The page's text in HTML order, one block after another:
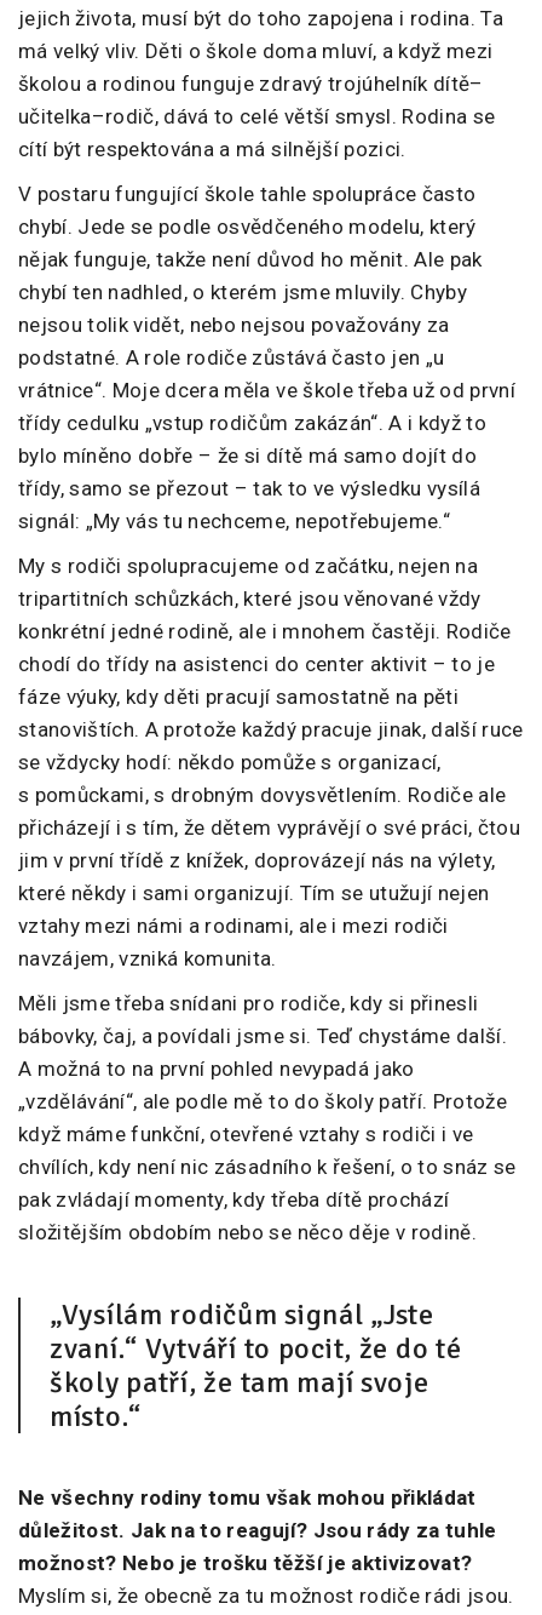
jejich života, musí být do toho zapojena i rodina. Ta
má velký vliv. Děti o škole doma mluví, a když mezi
školou a rodinou funguje zdravý trojúhelník dítě–
učitelka–rodič, dává to celé větší smysl. Rodina se
cítí být respektována a má silnější pozici.
V postaru fungující škole tahle spolupráce často
chybí. Jede se podle osvědčeného modelu, který
nějak funguje, takže není důvod ho měnit. Ale pak
chybí ten nadhled, o kterém jsme mluvily. Chyby
nejsou tolik vidět, nebo nejsou považovány za
podstatné. A role rodiče zůstává často jen „u
vrátnice“. Moje dcera měla ve škole třeba už od první
třídy cedulku „vstup rodičům zakázán“. A i když to
bylo míněno dobře – že si dítě má samo dojít do
třídy, samo se přezout – tak to ve výsledku vysílá
signál: „My vás tu nechceme, nepotřebujeme.“
My s rodiči spolupracujeme od začátku, nejen na
tripartitních schůzkách, které jsou věnované vždy
konkrétní jedné rodině, ale i mnohem častěji. Rodiče
chodí do třídy na asistenci do center aktivit – to je
fáze výuky, kdy děti pracují samostatně na pěti
stanovištích. A protože každý pracuje jinak, další ruce
se vždycky hodí: někdo pomůže s organizací,
s pomůckami, s drobným dovysvětlením. Rodiče ale
přicházejí i s tím, že dětem vyprávějí o své práci, čtou
jim v první třídě z knížek, doprovázejí nás na výlety,
které někdy i sami organizují. Tím se utužují nejen
vztahy mezi námi a rodinami, ale i mezi rodiči
navzájem, vzniká komunita.
Měli jsme třeba snídani pro rodiče, kdy si přinesli
bábovky, čaj, a povídali jsme si. Teď chystáme další.
A možná to na první pohled nevypadá jako
„vzdělávání“, ale podle mě to do školy patří. Protože
když máme funkční, otevřené vztahy s rodiči i ve
chvílích, kdy není nic zásadního k řešení, o to snáz se
pak zvládají momenty, kdy třeba dítě prochází
složitějším obdobím nebo se něco děje v rodině.
„Vysílám rodičům signál „Jste
zvaní.“ Vytváří to pocit, že do té
školy patří, že tam mají svoje
místo.“
Ne všechny rodiny tomu však mohou přikládat
důležitost. Jak na to reagují? Jsou rády za tuhle
možnost? Nebo je trošku těžší je aktivizovat?
Myslím si, že obecně za tu možnost rodiče rádi jsou.